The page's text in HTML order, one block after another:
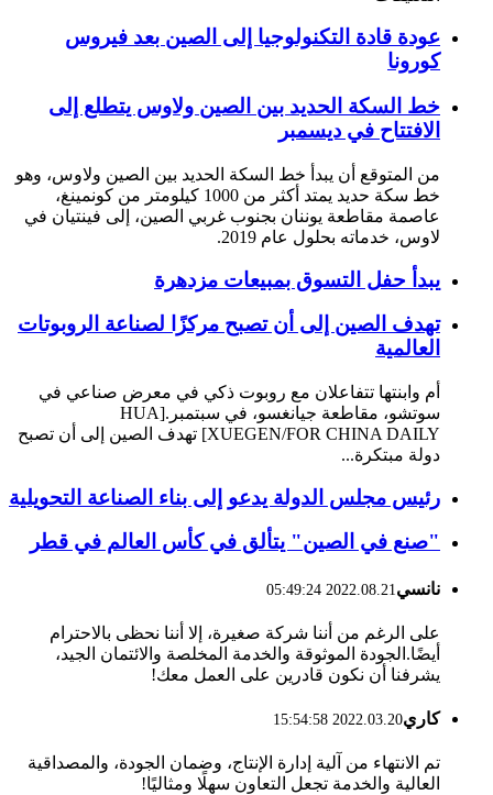
عودة قادة التكنولوجيا إلى الصين بعد فيروس
كورونا
خط السكة الحديد بين الصين ولاوس يتطلع إلى
الافتتاح في ديسمبر
من المتوقع أن يبدأ خط السكة الحديد بين الصين ولاوس، وهو
خط سكة حديد يمتد أكثر من 1000 كيلومتر من كونمينغ،
عاصمة مقاطعة يوننان بجنوب غربي الصين، إلى فينتيان في
لاوس، خدماته بحلول عام 2019.
يبدأ حفل التسوق بمبيعات مزدهرة
تهدف الصين إلى أن تصبح مركزًا لصناعة الروبوتات
العالمية
أم وابنتها تتفاعلان مع روبوت ذكي في معرض صناعي في
سوتشو، مقاطعة جيانغسو، في سبتمبر.[HUA
XUEGEN/FOR CHINA DAILY] تهدف الصين إلى أن تصبح
دولة مبتكرة...
رئيس مجلس الدولة يدعو إلى بناء الصناعة التحويلية
"صنع في الصين" يتألق في كأس العالم في قطر
نانسي 2022.08.21 05:49:24
على الرغم من أننا شركة صغيرة، إلا أننا نحظى بالاحترام
أيضًا.الجودة الموثوقة والخدمة المخلصة والائتمان الجيد،
يشرفنا أن نكون قادرين على العمل معك!
كاري2022.03.20 15:54:58
تم الانتهاء من آلية إدارة الإنتاج، وضمان الجودة، والمصداقية
العالية والخدمة تجعل التعاون سهلًا ومثاليًا!